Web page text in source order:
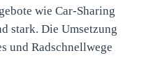
wie Car-Sharing
stark. Die Umsetzung
und Radschnellwege